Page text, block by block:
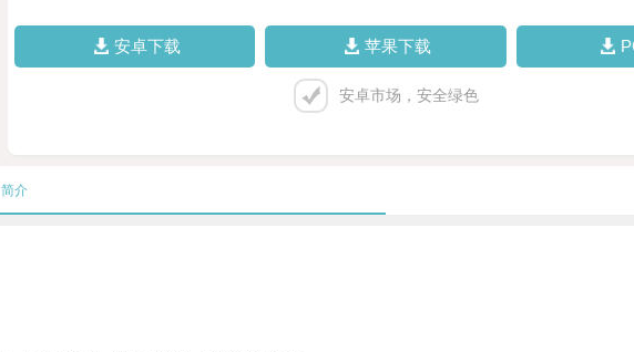
安卓下载 苹果下载
安卓市场，安全绿色
简介